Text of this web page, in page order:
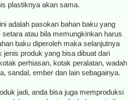
plastiknya akan sama.
adalah pasokan bahan baku yang
atau bila memungkinkan harus
baku diperoleh maka selanjutnya
jenis produk yang bisa dibuat dari
perhiasan, kotak peralatan, wadah
sandal, ember dan lain sebagainya.
jadi, anda bisa juga memproduksi